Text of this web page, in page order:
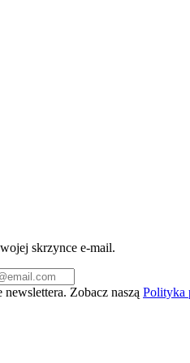
skrzynce e-mail.
Zobacz naszą Polityka